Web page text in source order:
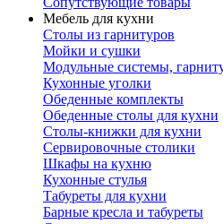
Мебель для кухни
Столы из гарнитуров
Мойки и сушки
Модульные системы,
Кухонные уголки
Обеденные комплекты
Обеденные столы для кухни
Столы-книжки для кухни
Сервировочные столики
Шкафы на кухню
Кухонные стулья
Табуреты для кухни
Барные кресла и табуреты